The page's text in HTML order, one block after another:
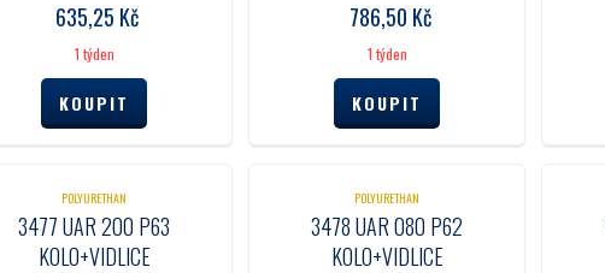
635,25 Kč
1 týden
786,50 Kč
1 týden
POLYURETHAN
3477 UAR 200 P63
KOLO+VIDLICE
POLYURETHAN
3478 UAR 080 P62
KOLO+VIDLICE